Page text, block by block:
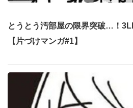
とうとう汚部屋の限界突破…！
【片づけマンガ#1】